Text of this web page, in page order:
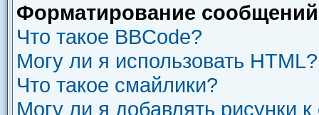
Форматирование
Что такое BBCode?
Могу ли я использовать HTML?
Что такое смайлики?
Могу ли я добавлять рисунки